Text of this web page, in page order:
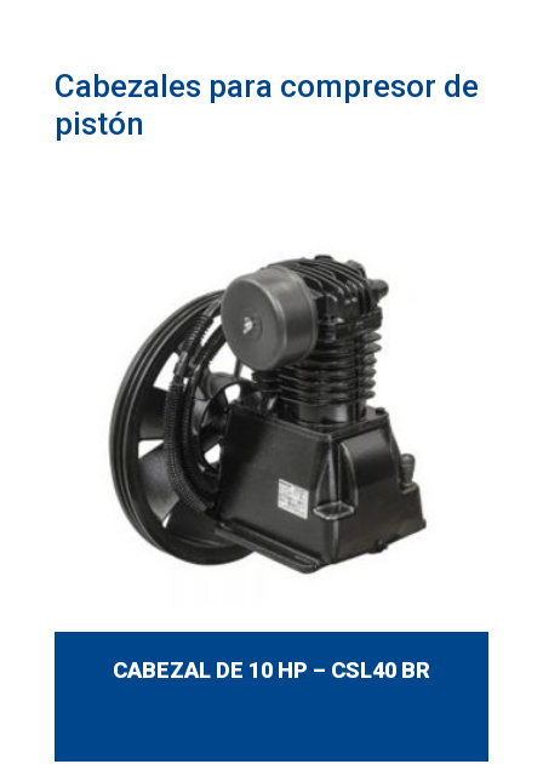
Cabezales para compresor de
pistón
CABEZAL DE 10 HP – CSL40 BR